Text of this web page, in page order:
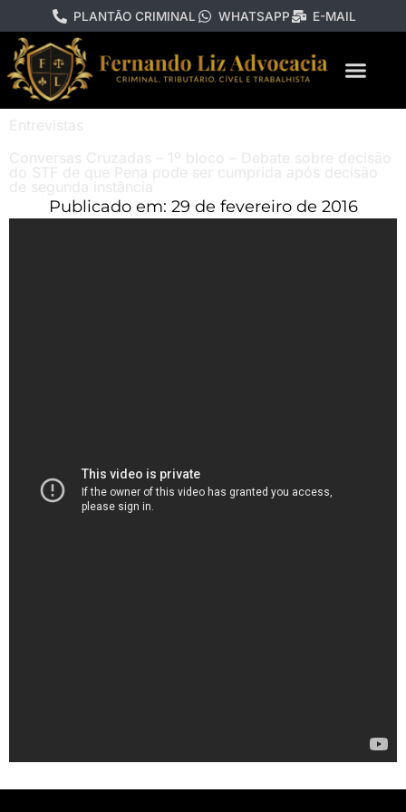
PLANTÃO CRIMINAL WHATSAPP E-MAIL
Entrevistas
Conversas Cruzadas – 1º bloco – Debate sobre decisão
do STF de que Pena pode ser cumprida após decisão
de segunda instância
Publicado em: 29 de fevereiro de 2016